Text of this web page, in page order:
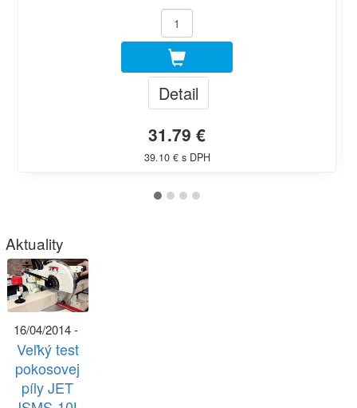
Detail
31.79 €
39.10 € s DPH
Aktuality
16/04/2014 -
Veľký test
pokosovej
píly JET